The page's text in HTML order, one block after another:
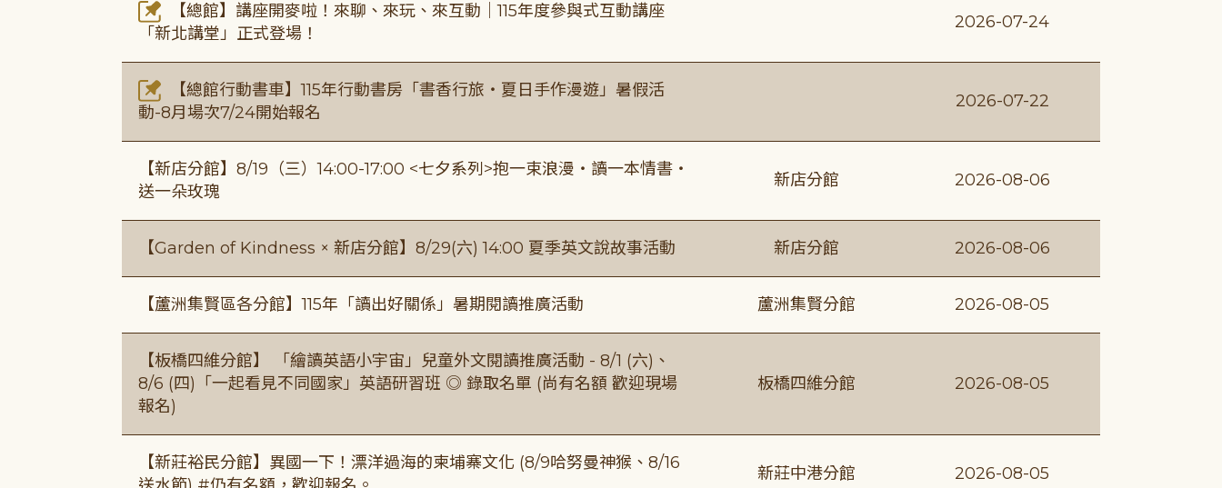
【總館】講座開麥啦！來聊、來玩、來互動｜115年度參與式互動講座
「新北講堂」正式登場！
2026-07-24
【總館行動書車】115年行動書房「書香行旅・夏日手作漫遊」暑假活
動-8月場次7/24開始報名
2026-07-22
【新店分館】8/19（三）14:00-17:00 <七夕系列>抱一束浪漫・讀一本情書・
送一朵玫瑰
新店分館 2026-08-06
【Garden of Kindness × 新店分館】8/29(六) 14:00 夏季英文說故事活動 新店分館 2026-08-06
【蘆洲集賢區各分館】115年「讀出好關係」暑期閱讀推廣活動 蘆洲集賢分館 2026-08-05
【板橋四維分館】 「繪讀英語小宇宙」兒童外文閱讀推廣活動 - 8/1 (六)、
8/6 (四)「一起看見不同國家」英語研習班 ◎ 錄取名單 (尚有名額 歡迎現場
報名)
板橋四維分館 2026-08-05
【新莊裕民分館】異國一下！漂洋過海的柬埔寨文化 (8/9哈努曼神猴、8/16
新莊中港分館 2026-08-05